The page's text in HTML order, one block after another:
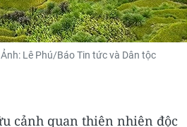
Lê Phú/Báo Tin tức và Dân tộc
cảnh quan thiên nhiên độc